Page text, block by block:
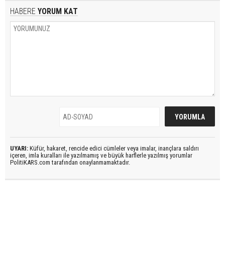
HABERE YORUM KAT
UYARI: Küfür, hakaret, rencide edici cümleler veya imalar, inançlara saldırı
içeren, imla kuralları ile yazılmamış ve büyük harflerle yazılmış yorumlar
PolitiKARS.com tarafından onaylanmamaktadır.